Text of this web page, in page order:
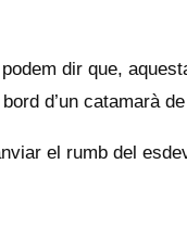
dir que,
d’un catamarà
el rumb del